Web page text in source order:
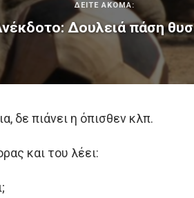
ΔΕΙΤΕ ΑΚΟΜΑ:
Δουλειά πάση
δε πιάνει η όπισθεν κλπ.
και του λέει: